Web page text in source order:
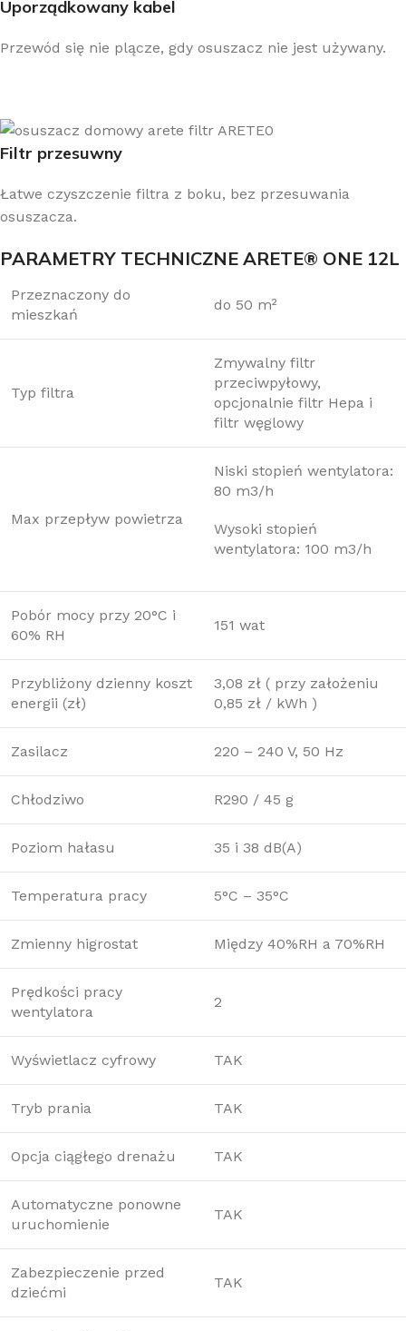
Uporządkowany kabel
Przewód się nie plącze, gdy osuszacz nie jest używany.
Filtr przesuwny
Łatwe czyszczenie filtra z boku, bez przesuwania
osuszacza.
PARAMETRY TECHNICZNE ARETE® ONE 12L
Przeznaczony do
mieszkań
do 50 m²
Typ filtra
Zmywalny filtr
przeciwpyłowy,
opcjonalnie filtr Hepa i
filtr węglowy
Max przepływ powietrza
Niski stopień wentylatora:
80 m3/h
Wysoki stopień
wentylatora: 100 m3/h
Pobór mocy przy 20°C i
60% RH
151 wat
Przybliżony dzienny koszt
energii (zł)
3,08 zł ( przy założeniu
0,85 zł / kWh )
Zasilacz 220 – 240 V, 50 Hz
Chłodziwo R290 / 45 g
Poziom hałasu 35 i 38 dB(A)
Temperatura pracy 5°C – 35°C
Zmienny higrostat Między 40%RH a 70%RH
Prędkości pracy
wentylatora
2
Wyświetlacz cyfrowy TAK
Tryb prania TAK
Opcja ciągłego drenażu TAK
Automatyczne ponowne
uruchomienie
TAK
Zabezpieczenie przed
dziećmi
TAK